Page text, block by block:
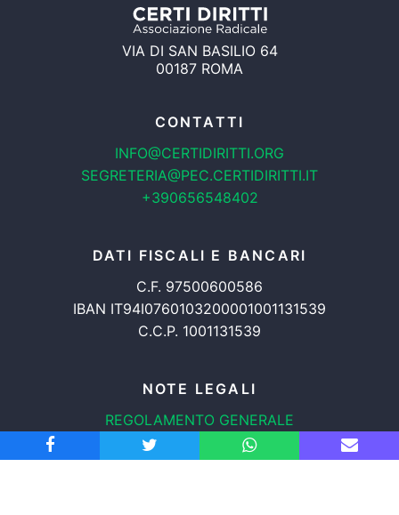
VIA DI SAN BASILIO 64
00187 ROMA
CONTATTI
INFO@CERTIDIRITTI.ORG
SEGRETERIA@PEC.CERTIDIRITTI.IT
+390656548402
DATI FISCALI E BANCARI
C.F. 97500600586
IBAN IT94I0760103200001001131539
C.C.P. 1001131539
NOTE LEGALI
REGOLAMENTO GENERALE
PROTEZIONE DATI
INFORMATIVA COOKIES